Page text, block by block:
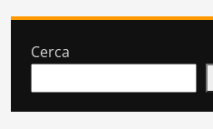
Cerca